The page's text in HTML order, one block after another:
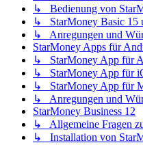
↳ Bedienung von
↳ StarMoney Basic 15
↳ Anregungen und
StarMoney Apps für
↳ StarMoney App für
↳ StarMoney App für
↳ StarMoney App für
↳ Anregungen und
StarMoney Business 12
↳ Allgemeine Fragen
↳ Installation von